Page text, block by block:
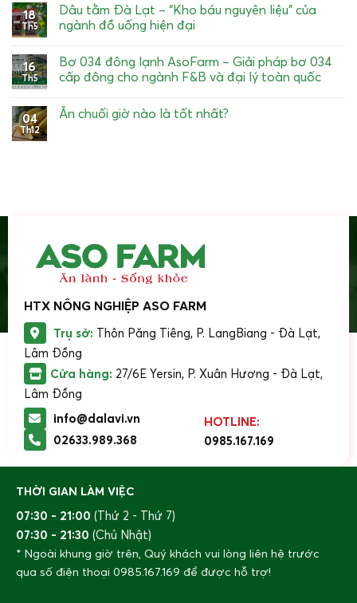
18
Th5
Dâu tằm Đà Lạt – “Kho báu nguyên liệu” của
ngành đồ uống hiện đại
16
Th5
Bơ 034 đông lạnh AsoFarm – Giải pháp bơ 034
cấp đông cho ngành F&B và đại lý toàn quốc
04
Th12
Ăn chuối giờ nào là tốt nhất?
HTX NÔNG NGHIỆP ASO FARM
Trụ sở: Thôn Păng Tiêng, P. LangBiang - Đà Lạt,
Lâm Đồng
Cửa hàng: 27/6E Yersin, P. Xuân Hương - Đà Lạt,
Lâm Đồng
info@dalavi.vn
02633.989.368
HOTLINE:
0985.167.169
THỜI GIAN LÀM VIỆC
07:30 - 21:00 (Thứ 2 - Thứ 7)
07:30 - 21:30 (Chủ Nhật)
* Ngoài khung giờ trên, Quý khách vui lòng liên hệ trước
qua số điện thoại 0985.167.169 để được hỗ trợ!